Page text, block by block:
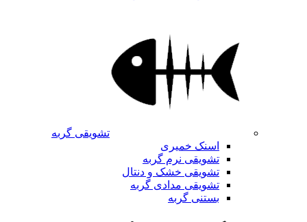
تشویقی گربه
اسنک خمیری
تشویقی نرم گربه
تشویقی خشک و دنتال
تشویقی مدادی گربه
بستنی گربه